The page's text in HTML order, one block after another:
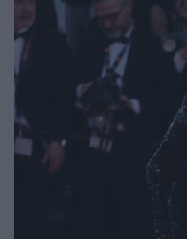
Well being
Ψυχολογία
Υγεία + Διατροφή
Σχέσεις & Σεξ
Fitness